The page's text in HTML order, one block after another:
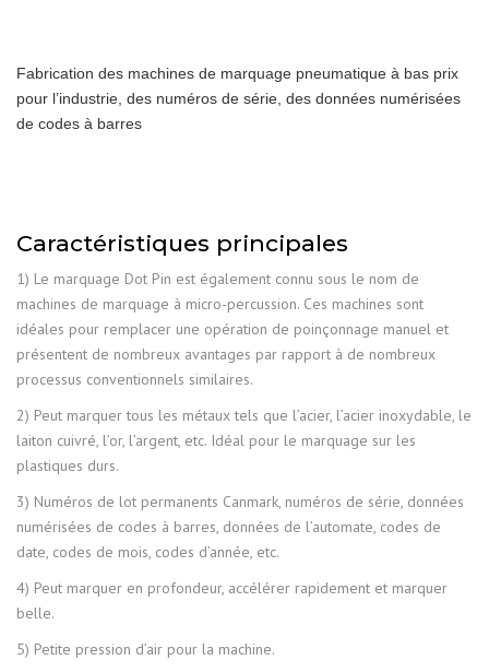
Fabrication des machines de marquage pneumatique à bas prix
pour l’industrie, des numéros de série, des données numérisées
de codes à barres
Caractéristiques principales
1) Le marquage Dot Pin est également connu sous le nom de
machines de marquage à micro-percussion. Ces machines sont
idéales pour remplacer une opération de poinçonnage manuel et
présentent de nombreux avantages par rapport à de nombreux
processus conventionnels similaires.
2) Peut marquer tous les métaux tels que l’acier, l’acier inoxydable, le
laiton cuivré, l’or, l’argent, etc. Idéal pour le marquage sur les
plastiques durs.
3) Numéros de lot permanents Canmark, numéros de série, données
numérisées de codes à barres, données de l’automate, codes de
date, codes de mois, codes d’année, etc.
4) Peut marquer en profondeur, accélérer rapidement et marquer
belle.
5) Petite pression d’air pour la machine.